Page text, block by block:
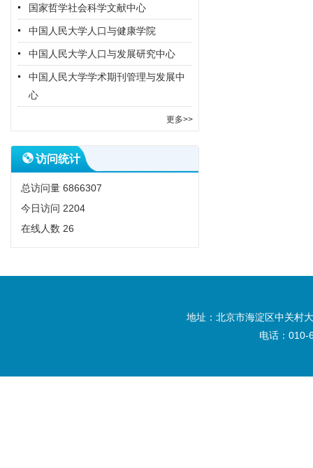
国家哲学社会科学文献中心
中国人民大学人口与健康学院
中国人民大学人口与发展研究中心
中国人民大学学术期刊管理与发展中
心
更多>>
访问统计
总访问量 6866307
今日访问 2204
在线人数 26
地址：北京市海淀区中关村
电话：